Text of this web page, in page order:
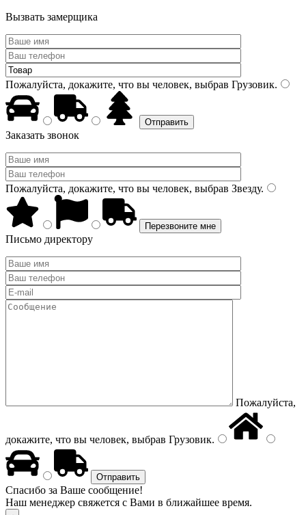
Вызвать замерщика
Пожалуйста, докажите, что вы человек, выбрав Грузовик.
Заказать звонок
Пожалуйста, докажите, что вы человек, выбрав Звезду.
Письмо директору
Пожалуйста,
докажите, что вы человек, выбрав Грузовик.
Спасибо за Ваше сообщение!
Наш менеджер свяжется с Вами в ближайшее время.